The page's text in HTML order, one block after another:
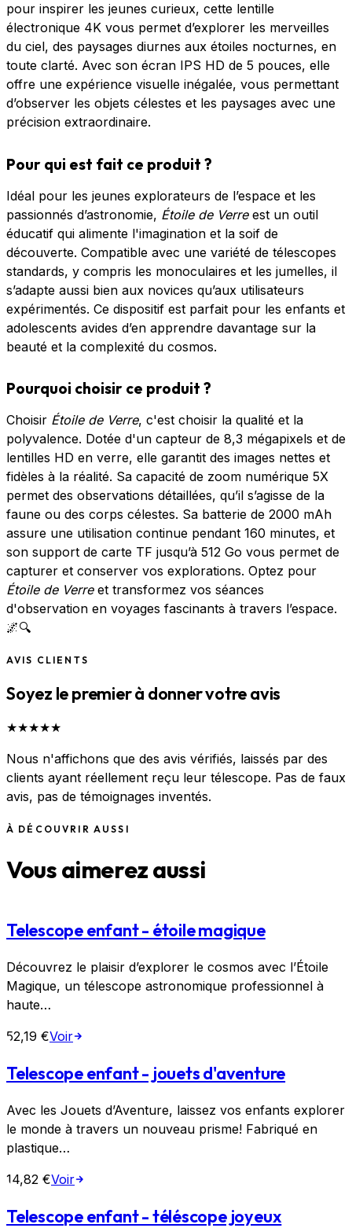
pour inspirer les jeunes curieux, cette lentille
électronique 4K vous permet d’explorer les merveilles
du ciel, des paysages diurnes aux étoiles nocturnes, en
toute clarté. Avec son écran IPS HD de 5 pouces, elle
offre une expérience visuelle inégalée, vous permettant
d’observer les objets célestes et les paysages avec une
précision extraordinaire.
Pour qui est fait ce produit ?
Idéal pour les jeunes explorateurs de l’espace et les
passionnés d’astronomie, Étoile de Verreest un outil
éducatif qui alimente l'imagination et la soif de
découverte. Compatible avec une variété de télescopes
standards, y compris les monoculaires et les jumelles, il
s’adapte aussi bien aux novices qu’aux utilisateurs
expérimentés. Ce dispositif est parfait pour les enfants et
adolescents avides d’en apprendre davantage sur la
beauté et la complexité du cosmos.
Pourquoi choisir ce produit ?
Choisir Étoile de Verre, c'est choisir la qualité et la
polyvalence. Dotée d'un capteur de 8,3 mégapixels et de
lentilles HD en verre, elle garantit des images nettes et
fidèles à la réalité. Sa capacité de zoom numérique 5X
permet des observations détaillées, qu’il s’agisse de la
faune ou des corps célestes. Sa batterie de 2000 mAh
assure une utilisation continue pendant 160 minutes, et
son support de carte TF jusqu’à 512 Go vous permet de
capturer et conserver vos explorations. Optez pour
Étoile de Verreet transformez vos séances
d'observation en voyages fascinants à travers l’espace.
🌌🔍
AVIS CLIENTS
Soyez le premier à donner votre avis
★★★★★
Nous n'affichons que des avis vérifiés, laissés par des
clients ayant réellement reçu leur télescope. Pas de faux
avis, pas de témoignages inventés.
À DÉCOUVRIR AUSSI
Vous aimerez aussi
Telescope enfant - étoile magique
Découvrez le plaisir d’explorer le cosmos avec l’Étoile
Magique, un télescope astronomique professionnel à
haute…
52,19 €Voir
Telescope enfant - jouets d'aventure
Avec les Jouets d’Aventure, laissez vos enfants explorer
le monde à travers un nouveau prisme! Fabriqué en
plastique…
14,82 €Voir
Telescope enfant - téléscope joyeux